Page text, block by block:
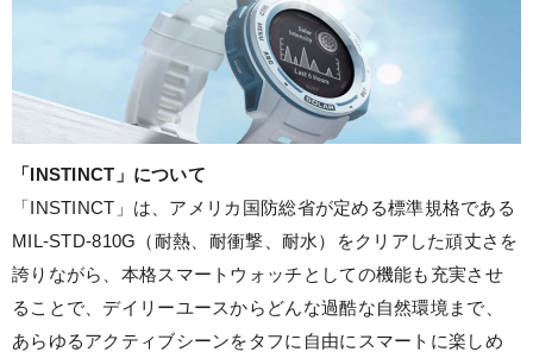
「INSTINCT」について
「INSTINCT」は、アメリカ国防総省が定める標準規格である
MIL-STD-810G（耐熱、耐衝撃、耐水）をクリアした頑丈さを
誇りながら、本格スマートウォッチとしての機能も充実させ
ることで、デイリーユースからどんな過酷な自然環境まで、
あらゆるアクティブシーンをタフに自由にスマートに楽しめ